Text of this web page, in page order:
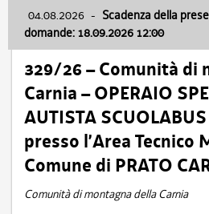
04.08.2026 - Scadenza della
domande: 18.09.2026 12:00
329/26 – Comunità di
Carnia – OPERAIO
AUTISTA
presso l’Area
Comune di PRATO
Comunità di montagna della Carnia